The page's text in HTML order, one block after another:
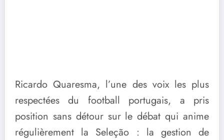
Ricardo Quaresma, l’une des voix les plus
respectées du football portugais, a pris
position sans détour sur le débat qui anime
régulièrement la Seleção : la gestion de